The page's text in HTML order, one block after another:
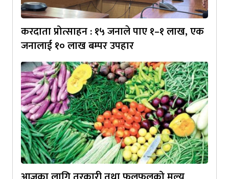
करदाता प्रोत्साहन : १५ जनाले पाए १–१ लाख, एक
जनालाई १० लाख बम्पर उपहार